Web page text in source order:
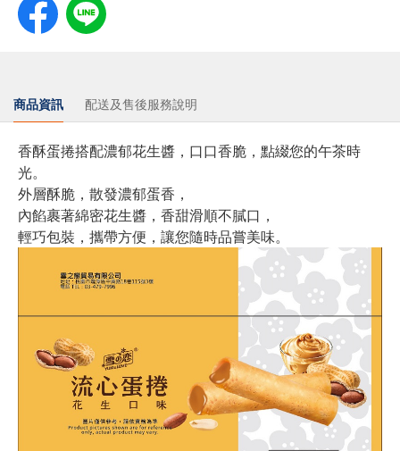
商品資訊 配送及售後服務說明
香酥蛋捲搭配濃郁花生醬，口口香脆，點綴您的午茶時
光。
外層酥脆，散發濃郁蛋香，
內餡裹著綿密花生醬，香甜滑順不膩口，
輕巧包裝，攜帶方便，讓您隨時品嘗美味。